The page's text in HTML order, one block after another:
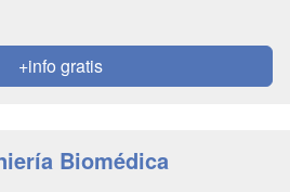
+info gratis
Biomédica